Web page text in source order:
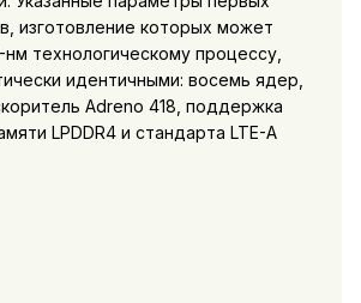
изготовление которых может
технологическому процессу,
идентичными: восемь ядер,
Adreno 418, поддержка
LPDDR4 и стандарта LTE-A